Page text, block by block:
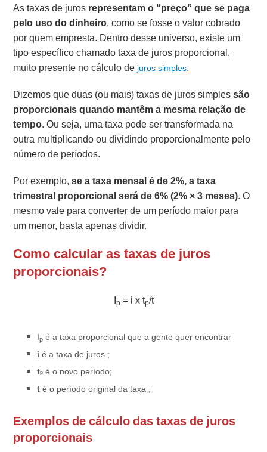
As taxas de juros representam o “preço” que se paga
pelo uso do dinheiro, como se fosse o valor cobrado
por quem empresta. Dentro desse universo, existe um
tipo específico chamado taxa de juros proporcional,
muito presente no cálculo de juros simples.
Dizemos que duas (ou mais) taxas de juros simplessão
proporcionais quando mantêm a mesma relação de
tempo. Ou seja, uma taxa pode ser transformada na
outra multiplicando ou dividindo proporcionalmente pelo
número de períodos.
Por exemplo,se a taxa mensal é de 2%, a taxa
trimestral proporcional será de 6% (2% × 3 meses). O
mesmo vale para converter de um período maior para
um menor, basta apenas dividir.
Como calcular as taxas de juros
proporcionais?
Ip= i x tp/t
Ip é a taxa proporcional que a gente quer encontrar
i é a taxa de juros ;
tp é o novo período;
t é o período original da taxa ;
Exemplos de cálculo das taxas de juros
proporcionais